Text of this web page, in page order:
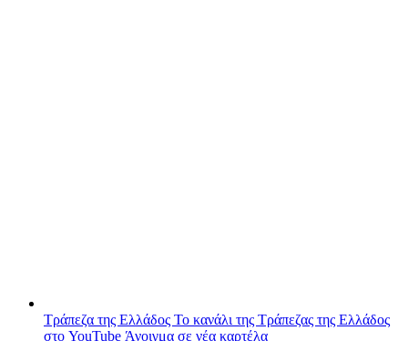
Τράπεζα της Ελλάδος Το κανάλι της Τράπεζας της Ελλάδος
στο YouTube Άνοιγμα σε νέα καρτέλα